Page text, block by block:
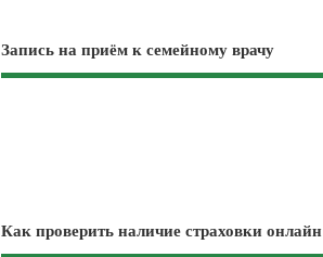
Запись на приём к семейному врачу
Как проверить наличие страховки онлайн